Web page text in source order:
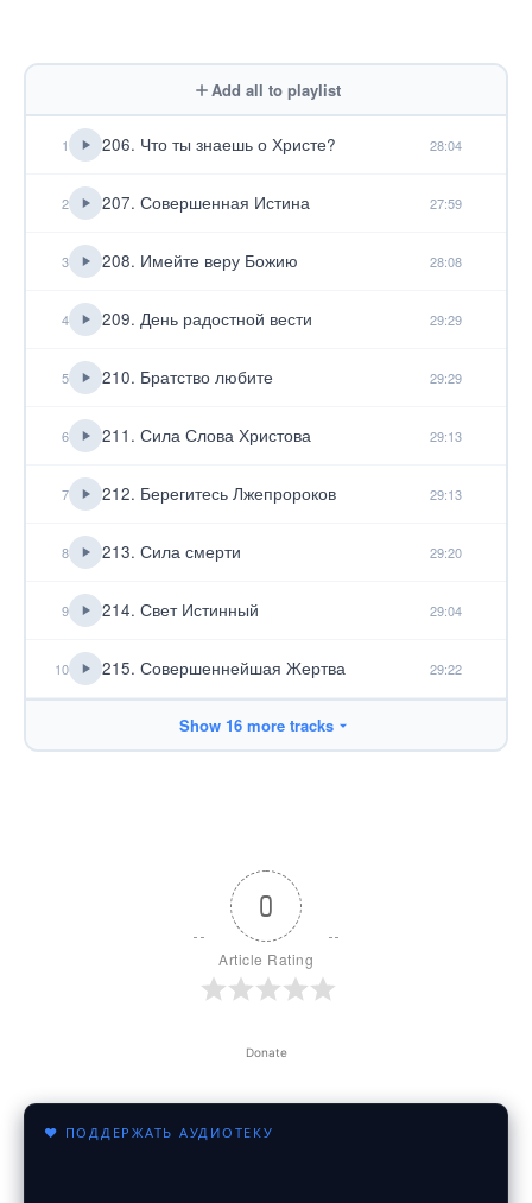
Add all to playlist
1 206. Что ты знаешь о Христе? 28:04
2 207. Совершенная Истина 27:59
3 208. Имейте веру Божию 28:08
4 209. День радостной вести 29:29
5 210. Братство любите 29:29
6 211. Сила Слова Христова 29:13
7 212. Берегитесь Лжепророков 29:13
8 213. Сила смерти 29:20
9 214. Свет Истинный 29:04
10 215. Совершеннейшая Жертва 29:22
Show 16 more tracks
0
Article Rating
Donate
♥ ПОДДЕРЖАТЬ АУДИОТЕКУ